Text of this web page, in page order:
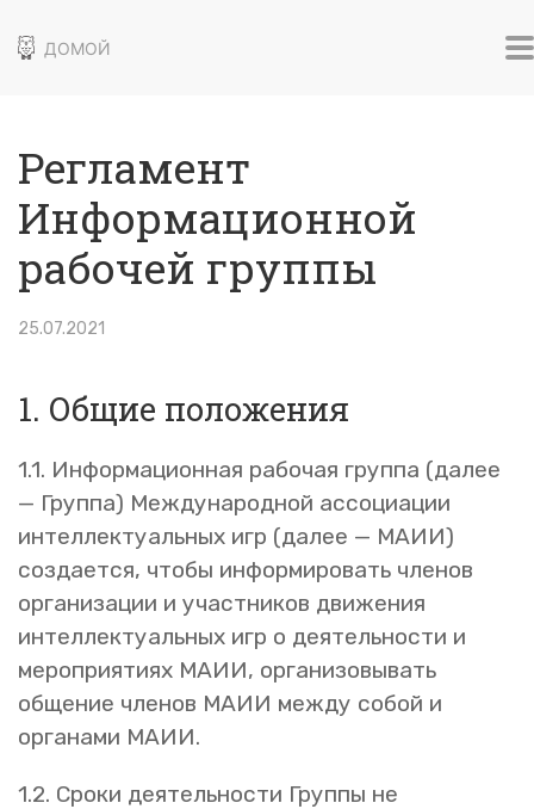
ДОМОЙ
Регламент
Информационной
рабочей группы
25.07.2021
1. Общие положения
1.1. Информационная рабочая группа (далее
— Группа) Международной ассоциации
интеллектуальных игр (далее — МАИИ)
создается, чтобы информировать членов
организации и участников движения
интеллектуальных игр о деятельности и
мероприятиях МАИИ, организовывать
общение членов МАИИ между собой и
органами МАИИ.
1.2. Сроки деятельности Группы не